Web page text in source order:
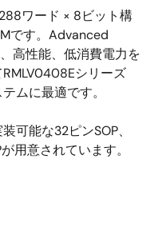
ワード × 8ビット構
です。Advanced
高性能、低消費電力を
シリーズ
ムに最適です。
可能な32ピンSOP、
用意されています。